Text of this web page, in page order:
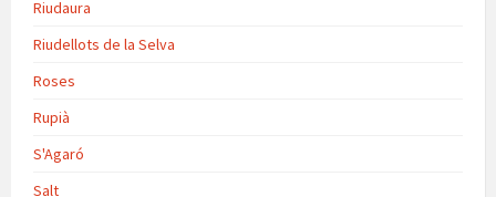
Riudaura
Riudellots de la Selva
Roses
Rupià
S'Agaró
Salt